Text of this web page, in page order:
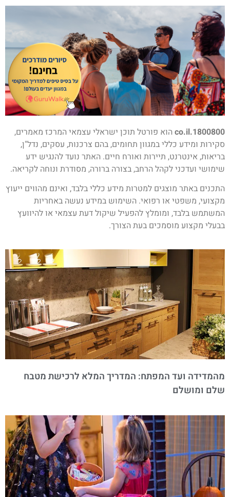
1800800.co.il
הוא פורטל תוכן ישראלי עצמאי המרכז מאמרים,
סקירות ומידע כללי במגוון תחומים, בהם צרכנות, עסקים, נדל"ן,
בריאות, אינטרנט, תיירות ואורח חיים. האתר נועד להנגיש ידע
שימושי ועדכני לקהל הרחב, בצורה ברורה, מסודרת ונוחה לקריאה.
התכנים באתר מוצגים למטרות מידע כללי בלבד, ואינם מהווים ייעוץ
מקצועי, משפטי או רפואי. השימוש במידע נעשה באחריות
המשתמש בלבד, ומומלץ להפעיל שיקול דעת עצמאי או להיוועץ
בבעלי מקצוע מוסמכים בעת הצורך.
מהמדידה ועד המפתח: המדריך המלא לרכישת מטבח
שלם ומושלם